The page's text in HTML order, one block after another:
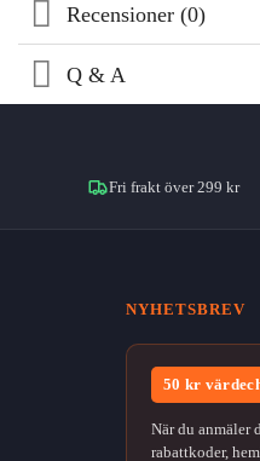
Recensioner (0)
Q & A
Fri frakt över 299 kr
NYHETSBREV
50 kr
När du anmäler
rabattkoder,